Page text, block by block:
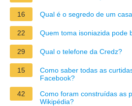
16 Qual é o segredo de um
22 Quem toma isoniazida pode
29 Qual o telefone da Credz?
15
Como saber todas as
Facebook?
42
Como foram construídas as
Wikipédia?